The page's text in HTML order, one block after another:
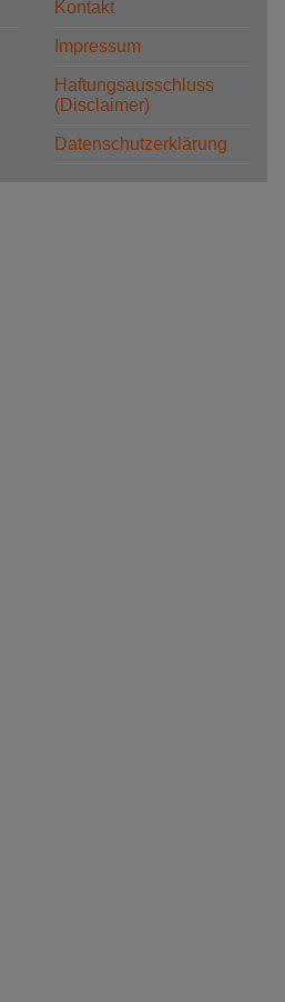
Kontakt
Impressum
Haftungsausschluss
(Disclaimer)
Datenschutzerklärung